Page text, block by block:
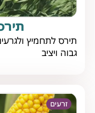
תירס לתחמיץ
גבוה ויציב
זרעים